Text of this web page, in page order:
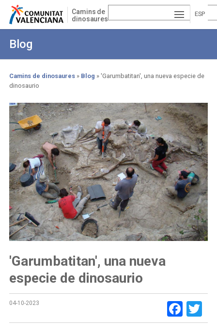
Pasar
contenido
Camins de
dinosaures
ESP
À
Blog
Sobrescribir
enlaces
de
ayuda
a
la
navegación
Camins de dinosaures Blog
'Garumbatitan', una nueva especie de
dinosaurio
'Garumbatitan', una nueva
especie de dinosaurio
04-10-2023